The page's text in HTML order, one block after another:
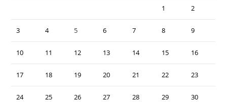
1 2
3 4 5 6 7 8 9
10 11 12 13 14 15 16
17 18 19 20 21 22 23
24 25 26 27 28 29 30